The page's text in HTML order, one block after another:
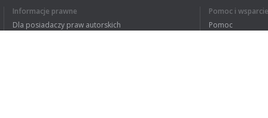
bon,donc2/i c'est
ça sort à l'extérieur de l'intégrale,
Informacje prawne
Dla posiadaczy praw autorskich
Pomoc i wsparcie
Pomoc